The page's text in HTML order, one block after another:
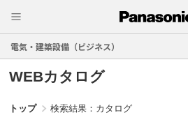
電気・建築設備（ビジネス）
WEBカタログ
トップ 検索結果：カタログ